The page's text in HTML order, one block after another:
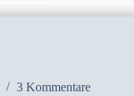
3 Kommentare